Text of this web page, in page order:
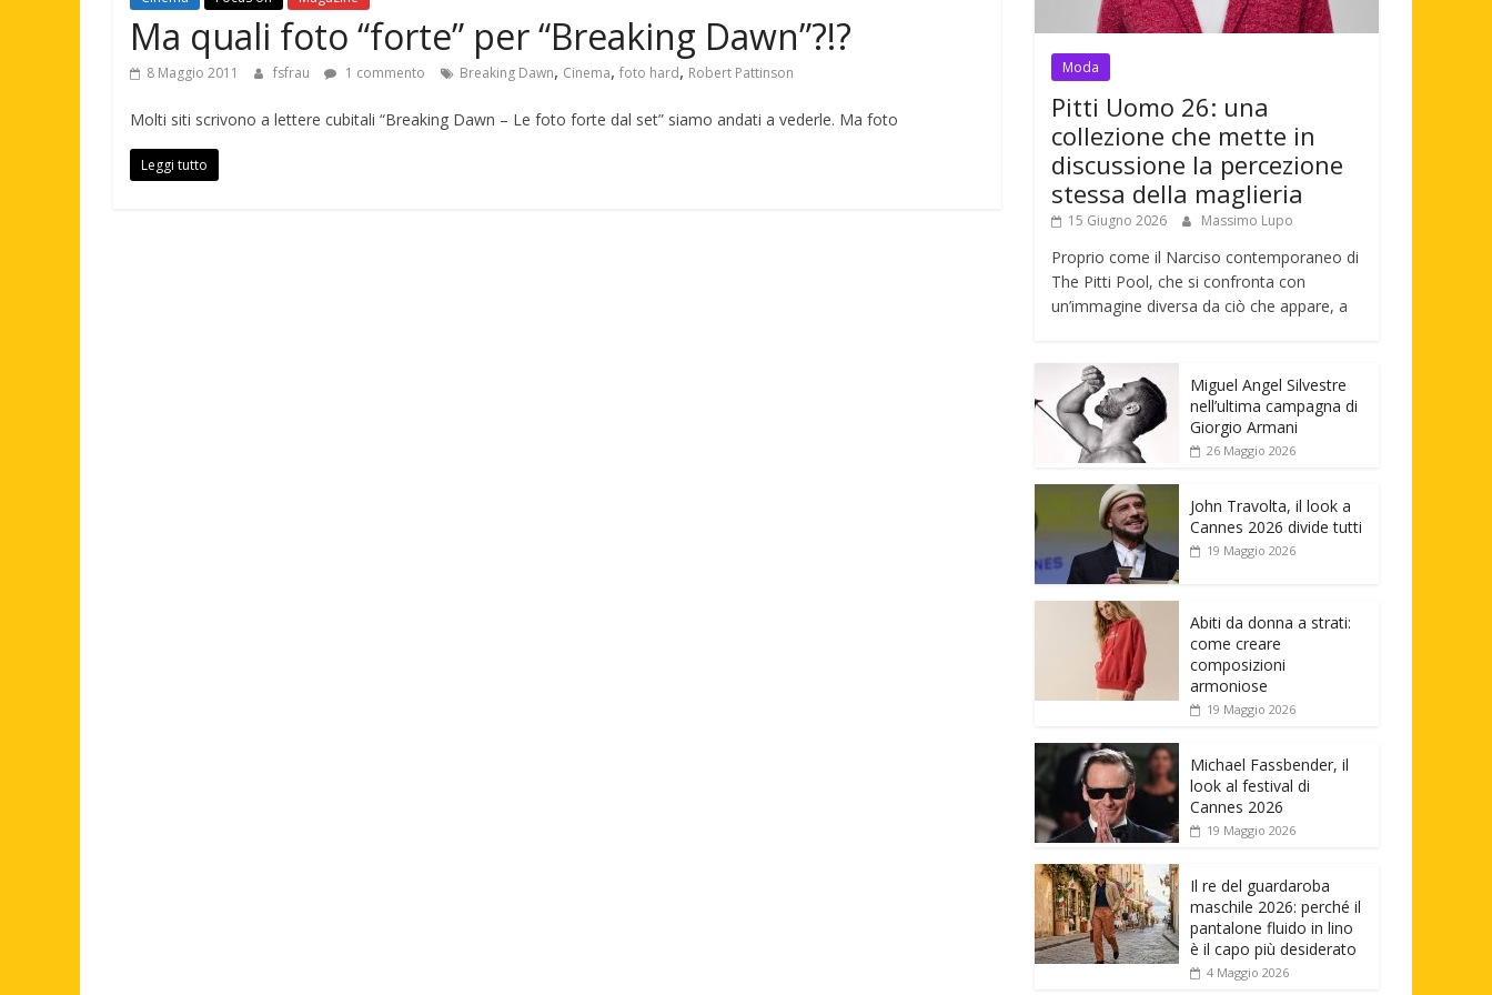
Ma quali foto “forte” per “Breaking Dawn”?!?
8 Maggio 2011 fsfrau 1 commento Breaking Dawn, Cinema, foto hard, Robert Pattinson
Molti siti scrivono a lettere cubitali “Breaking Dawn – Le foto forte dal set” siamo andati a vederle. Ma foto
Leggi tutto
Moda
Pitti Uomo 26: una
collezione che mette in
discussione la percezione
stessa della maglieria
15 Giugno 2026 Massimo Lupo
Proprio come il Narciso contemporaneo di
The Pitti Pool, che si confronta con
un’immagine diversa da ciò che appare, a
Miguel Angel Silvestre
nell’ultima campagna di
Giorgio Armani
26 Maggio 2026
John Travolta, il look a
Cannes 2026 divide tutti
19 Maggio 2026
Abiti da donna a strati:
come creare
composizioni
armoniose
19 Maggio 2026
Michael Fassbender, il
look al festival di
Cannes 2026
19 Maggio 2026
Il re del guardaroba
maschile 2026: perché il
pantalone fluido in lino
è il capo più desiderato
4 Maggio 2026